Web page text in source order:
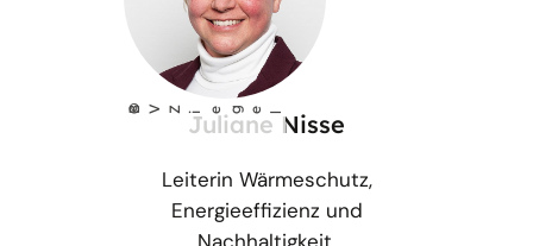
©
BV Z i
ege l
Juliane Nisse
Leiterin Wärmeschutz,
Energieeffizienz und
Nachhaltigkeit,